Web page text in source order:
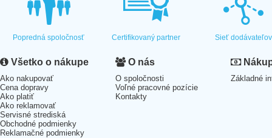
Popredná spoločnosť Certifikovaný partner Sieť dodávateľov
Všetko o nákupe
Ako nakupovať
Cena dopravy
Ako platiť
Ako reklamovať
Servisné strediská
Obchodné podmienky
Reklamačné podmienky
O nás
O spoločnosti
Voľné pracovné pozície
Kontakty
Základné